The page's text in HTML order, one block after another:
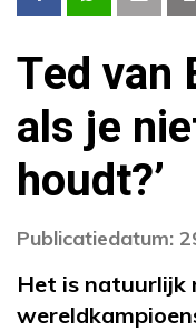
Ted van
als je
houdt?’
Publicatiedatum:
Het is natuurlijk